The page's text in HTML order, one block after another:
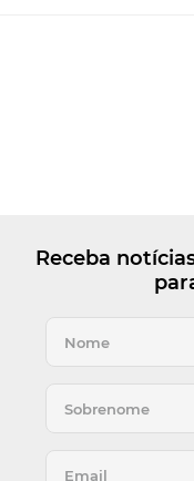
Receba